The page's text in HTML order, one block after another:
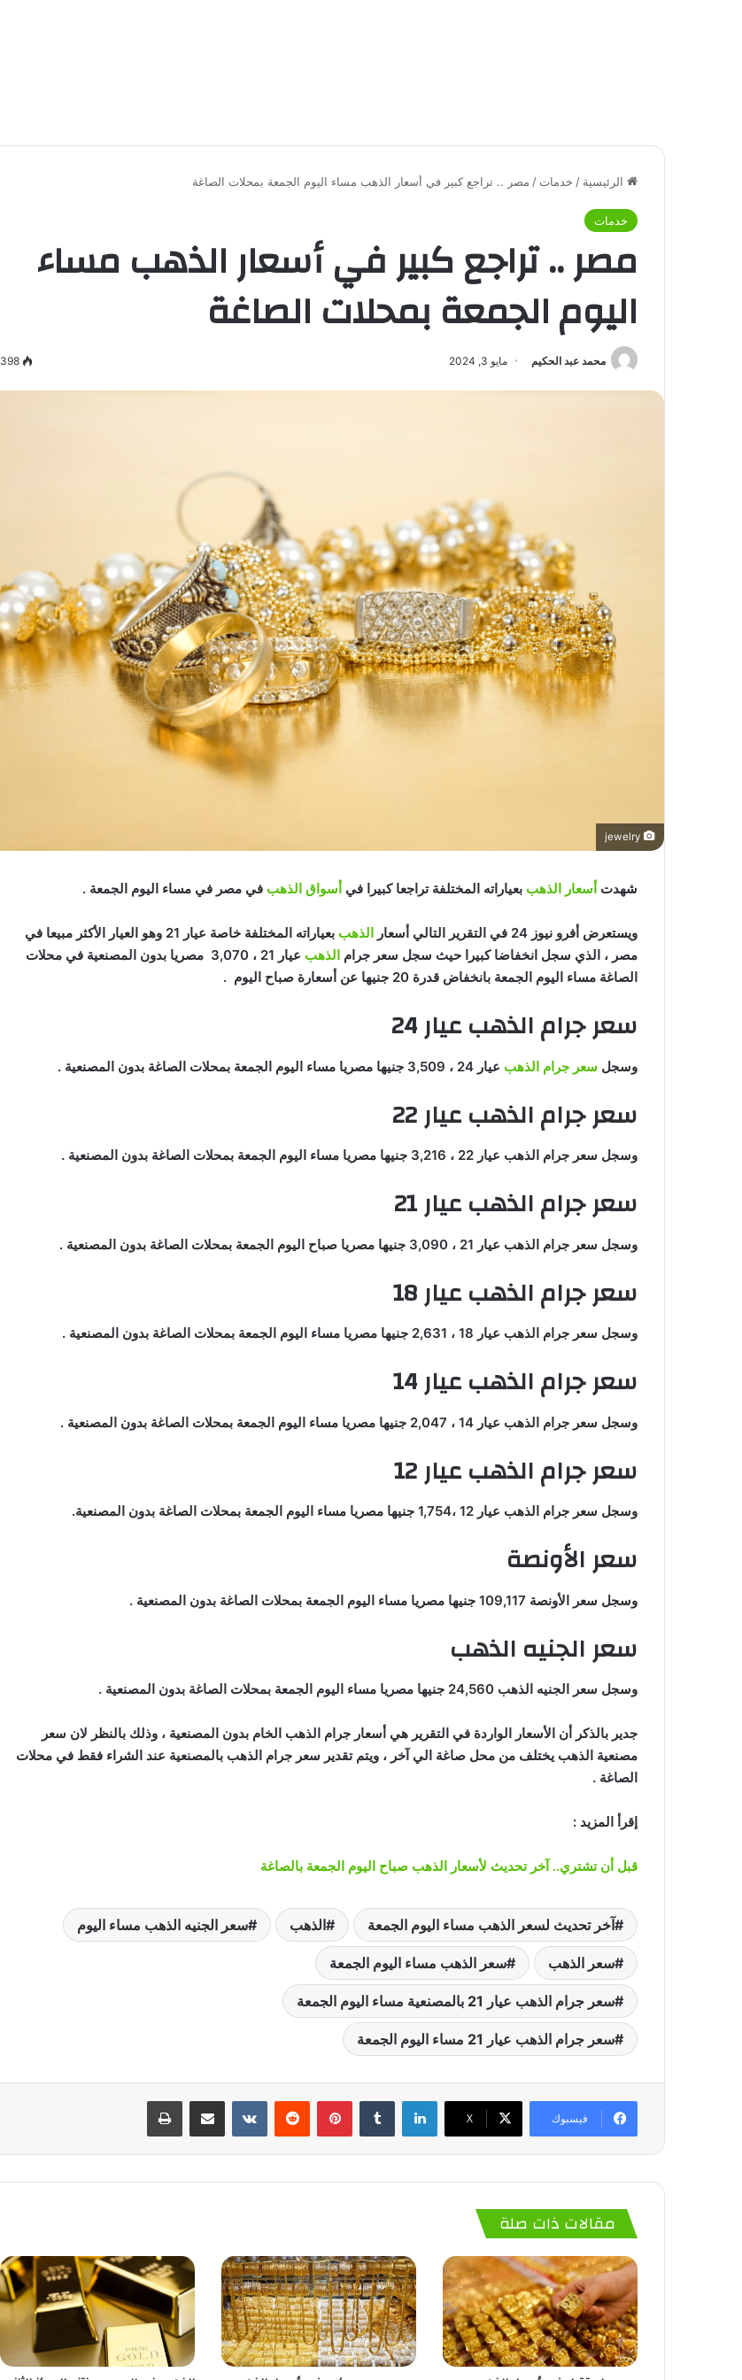
الرئيسية / خدمات / مصر .. تراجع كبير في أسعار الذهب مساء اليوم الجمعة بمحلات الصاغة
خدمات
مصر .. تراجع كبير في أسعار الذهب مساء
اليوم الجمعة بمحلات الصاغة
محمد عبد الحكيم مايو 3, 2024 398
شهدت أسعار الذهب بعياراته المختلفة تراجعا كبيرا في أسواق الذهب في مصر في مساء اليوم الجمعة .
ويستعرض أفرو نيوز 24 في التقرير التالي أسعار الذهب
مصر ، الذي سجل انخفاضا كبيرا حيث سجل سعر جرام الذهب
الصاغة مساء اليوم الجمعة بانخفاض قدرة 20 جنيها عن أسعارة صباح اليوم .
سعر جرام الذهب عيار 24
وسجل سعر جرام الذهب عيار 24 ، 3,509 جنيها مصريا مساء اليوم الجمعة بمحلات الصاغة بدون المصنعية .
سعر جرام الذهب عيار 22
وسجل سعر جرام الذهب عيار 22 ، 3,216 جنيها مصريا مساء اليوم الجمعة بمحلات الصاغة بدون المصنعية .
سعر جرام الذهب عيار 21
وسجل سعر جرام الذهب عيار 21 ، 3,090 جنيها مصريا صباح اليوم الجمعة بمحلات الصاغة بدون المصنعية .
سعر جرام الذهب عيار 18
وسجل سعر جرام الذهب عيار 18 ، 2,631 جنيها مصريا مساء اليوم الجمعة بمحلات الصاغة بدون المصنعية .
سعر جرام الذهب عيار 14
وسجل سعر جرام الذهب عيار 14 ، 2,047 جنيها مصريا مساء اليوم الجمعة بمحلات الصاغة بدون المصنعية .
سعر جرام الذهب عيار 12
وسجل سعر جرام الذهب عيار 12 ،1,754 جنيها مصريا مساء اليوم الجمعة بمحلات الصاغة بدون المصنعية.
سعر الأونصة
وسجل سعر الأونصة 109,117 جنيها مصريا مساء اليوم الجمعة بمحلات الصاغة بدون المصنعية .
سعر الجنيه الذهب
وسجل سعر الجنيه الذهب 24,560 جنيها مصريا مساء اليوم الجمعة بمحلات الصاغة بدون المصنعية .
الصاغة .
إقرأ المزيد :
قبل أن تشتري.. آخر تحديث لأسعار الذهب صباح اليوم الجمعة بالصاغة
آخر تحديث لسعر الذهب مساء اليوم الجمعة الذهب سعر الجنيه الذهب مساء اليوم
سعر الذهب سعر الذهب مساء اليوم الجمعة
سعر جرام الذهب عيار 21 بالمصنعية مساء اليوم الجمعة
سعر جرام الذهب عيار 21 مساء اليوم الجمعة
فيسبوك ‫X
لينكدإن بينتيريست
مقالات ذات صلة